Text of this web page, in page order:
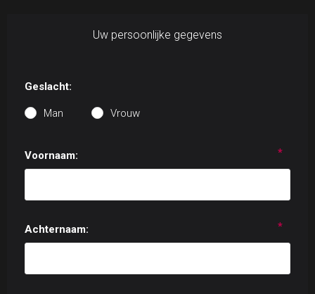
Uw persoonlijke gegevens
Geslacht:
Man Vrouw
Voornaam: *
Achternaam: *